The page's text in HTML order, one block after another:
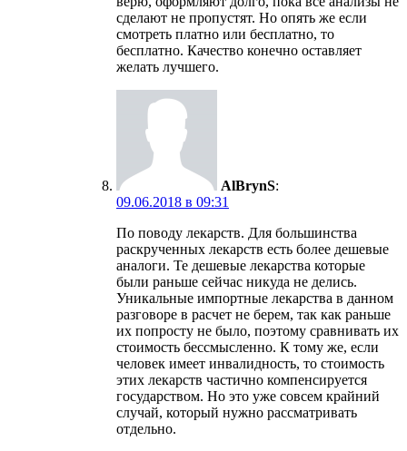
сделают не пропустят. Но опять же если
смотреть платно или бесплатно, то
бесплатно. Качество конечно оставляет
желать лучшего.
AlBrynS:
09.06.2018 в 09:31
По поводу лекарств. Для большинства
раскрученных лекарств есть более дешевые
аналоги. Те дешевые лекарства которые
были раньше сейчас никуда не делись.
Уникальные импортные лекарства в данном
разговоре в расчет не берем, так как раньше
их попросту не было, поэтому сравнивать их
стоимость бессмысленно. К тому же, если
человек имеет инвалидность, то стоимость
этих лекарств частично компенсируется
государством. Но это уже совсем крайний
случай, который нужно рассматривать
отдельно.